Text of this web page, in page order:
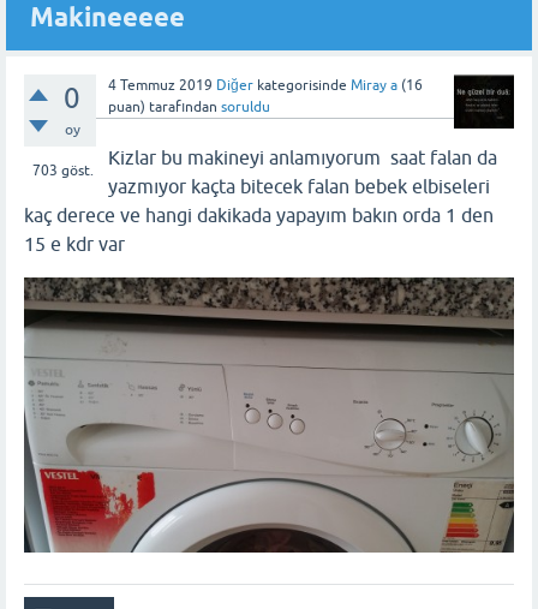
Makineeeee
0
oy
703 göst.
4 Temmuz 2019 Diğer kategorisinde Miray a (16
puan) tarafından soruldu
Kizlar bu makineyi anlamıyorum saat falan da
yazmıyor kaçta bitecek falan bebek elbiseleri
kaç derece ve hangi dakikada yapayım bakın orda 1 den
15 e kdr var